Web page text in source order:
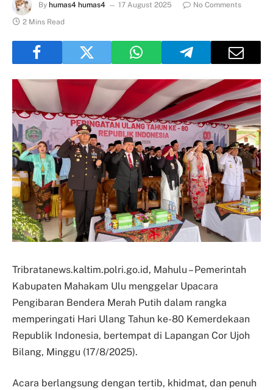
By humas4 humas4 17 August 2025
No Comments
2 Mins Read
Tribratanews.kaltim.polri.go.id, Mahulu – Pemerintah
Kabupaten Mahakam Ulu menggelar Upacara
Pengibaran Bendera Merah Putih dalam rangka
memperingati Hari Ulang Tahun ke-80 Kemerdekaan
Republik Indonesia, bertempat di Lapangan Cor Ujoh
Bilang, Minggu (17/8/2025).
Acara berlangsung dengan tertib, khidmat, dan penuh